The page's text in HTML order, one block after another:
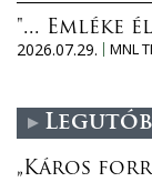
"... Emléke
2026.07.29.
MNL
„Káros